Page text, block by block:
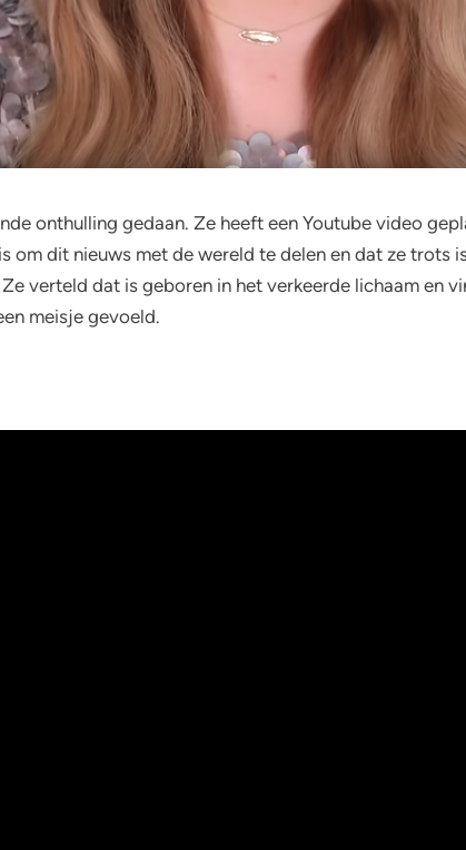
onthulling gedaan. Ze heeft een Youtube video
om dit nieuws met de wereld te delen en dat ze trots
verteld dat is geboren in het verkeerde lichaam en
meisje gevoeld.